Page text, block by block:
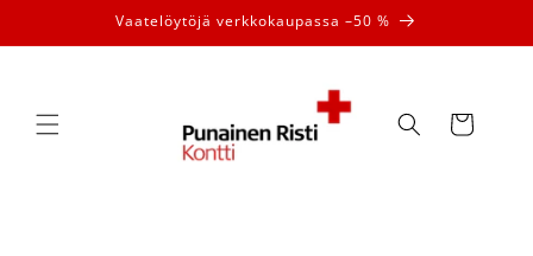
sisältöön
Vaatelöytöjä verkkokaupassa –50 %
Ostoskori